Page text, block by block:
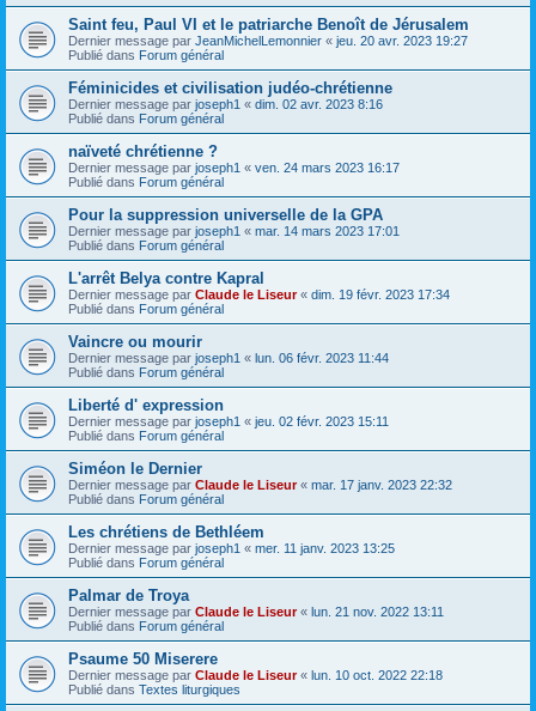
Saint feu, Paul VI et le patriarche Benoît de Jérusalem
Dernier message par JeanMichelLemonnier « jeu. 20 avr. 2023 19:27
Publié dans Forum général
Féminicides et civilisation judéo-chrétienne
Dernier message par joseph1 « dim. 02 avr. 2023 8:16
Publié dans Forum général
naïveté chrétienne ?
Dernier message par joseph1 « ven. 24 mars 2023 16:17
Publié dans Forum général
Pour la suppression universelle de la GPA
Dernier message par joseph1 « mar. 14 mars 2023 17:01
Publié dans Forum général
L'arrêt Belya contre Kapral
Dernier message par Claude le Liseur« dim. 19 févr. 2023 17:34
Publié dans Forum général
Vaincre ou mourir
Dernier message par joseph1 « lun. 06 févr. 2023 11:44
Publié dans Forum général
Liberté d' expression
Dernier message par joseph1 « jeu. 02 févr. 2023 15:11
Publié dans Forum général
Siméon le Dernier
Dernier message par Claude le Liseur« mar. 17 janv. 2023 22:32
Publié dans Forum général
Les chrétiens de Bethléem
Dernier message par joseph1 « mer. 11 janv. 2023 13:25
Publié dans Forum général
Palmar de Troya
Dernier message par Claude le Liseur« lun. 21 nov. 2022 13:11
Publié dans Forum général
Psaume 50 Miserere
Dernier message par Claude le Liseur« lun. 10 oct. 2022 22:18
Publié dans Textes liturgiques